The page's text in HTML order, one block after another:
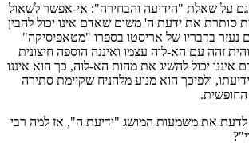
על שאלת "הידיעה והבחירה": אי-אפשר לשאול
סותרת את ידעת ה' משום שאדם אינו יכול להבין
נעזר בדבריו של אריסטו בספרו "מטאפיסיקה"
זהה עם הא-לוה עצמו ואיננה הוספה חיצונית
יכול להשיג את מהות הא-לוה, כך הוא איננו
ולפיכך הוא מנוע מלהניח שקיימת סתירה
החופשית.
את משמעות המושג "ידיעת ה", אז למה רבי